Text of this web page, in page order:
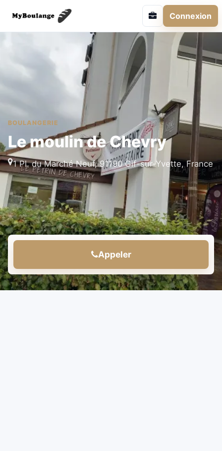
Connexion
BOULANGERIE
Le moulin de Chevry
1 Pl. du Marché Neuf, 91190 Gif-sur-Yvette, France
Appeler